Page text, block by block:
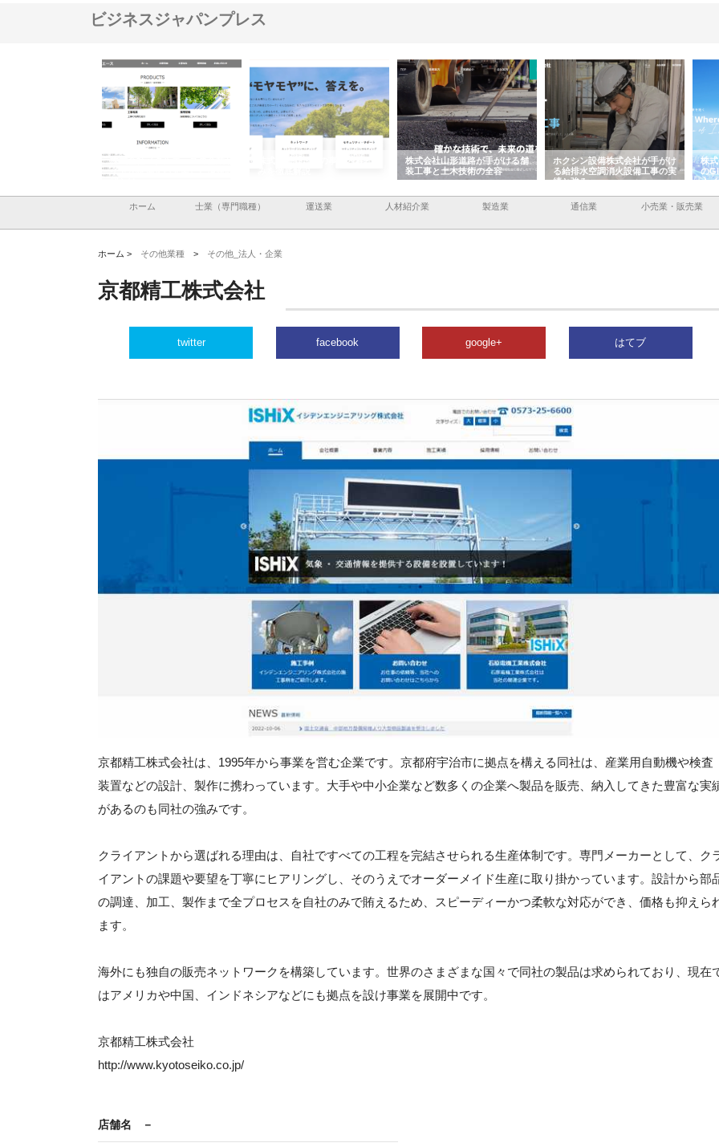
ビジネスジャパンプレス
社メタルエースの企業サ
提供する充実した情報内
株式会社ＣＳＡの事業内容と強
株式会社山形道路が手がける舗
ホクシン設備株式会社が手がけ
る給排水空調消火設備工事の実
績と強み
株式会社東京シー・エム・シー
のGISインフラ管理システム導
入メリット
ホーム 士業（専門職種） 運送業 人材紹介業 製造業 通信業 小売業・販売業
ホーム > その他業種 > その他_法人・企業
京都精工株式会社
twitter facebook google+ はてブ
京都精工株式会社は、1995年から事業を営む企業です。京都府宇治市に拠点を構える同社は、産業用自動機や検査
装置などの設計、製作に携わっています。大手や中小企業など数多くの企業へ製品を販売、納入してきた豊富な実
があるのも同社の強みです。
クライアントから選ばれる理由は、自社ですべての工程を完結させられる生産体制です。専門メーカーとして、ク
イアントの課題や要望を丁寧にヒアリングし、そのうえでオーダーメイド生産に取り掛かっています。設計から部
の調達、加工、製作まで全プロセスを自社のみで賄えるため、スピーディーかつ柔軟な対応ができ、価格も抑えら
ます。
海外にも独自の販売ネットワークを構築しています。世界のさまざまな国々で同社の製品は求められており、現在
はアメリカや中国、インドネシアなどにも拠点を設け事業を展開中です。
京都精工株式会社
http://www.kyotoseiko.co.jp/
店舗名 －